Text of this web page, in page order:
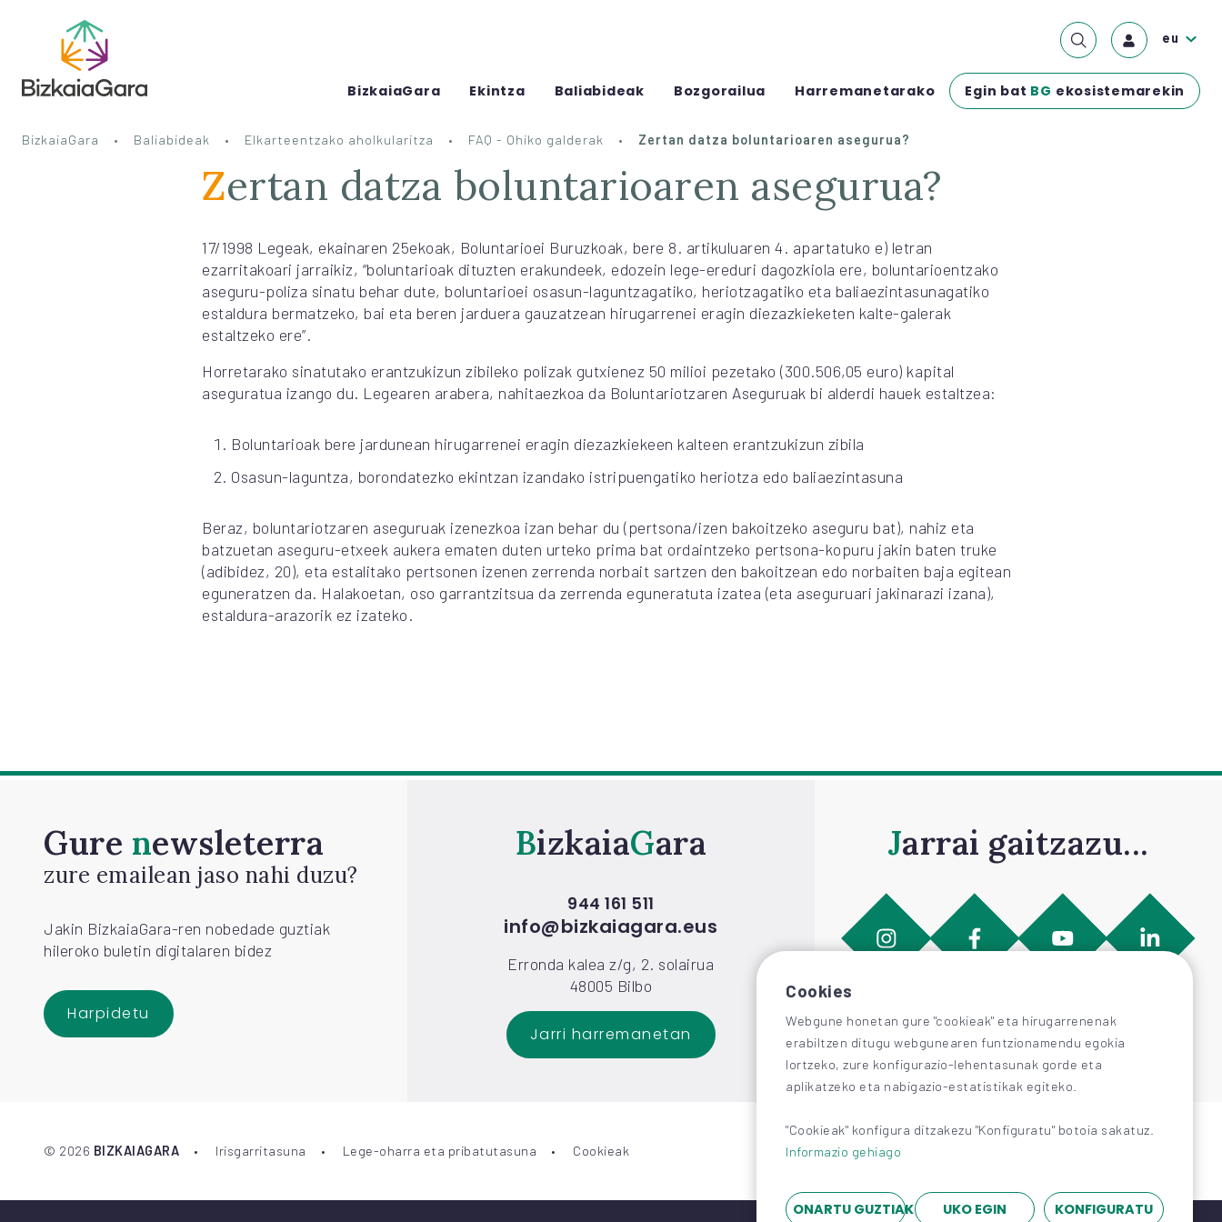
BizkaiaGara Ekintza Baliabideak Bozgorailua Harremanetarako Egin bat BG ekosistemarekin
eu
BizkaiaGara Baliabideak Elkarteentzako aholkularitza FAQ - Ohiko galderak Zertan datza boluntarioaren asegurua?
Zertan datza boluntarioaren asegurua?
17/1998 Legeak, ekainaren 25ekoak, Boluntarioei Buruzkoak, bere 8. artikuluaren 4. apartatuko e) letran
ezarritakoari jarraikiz, “boluntarioak dituzten erakundeek, edozein lege-ereduri dagozkiola ere, boluntarioentzako
aseguru-poliza sinatu behar dute, boluntarioei osasun-laguntzagatiko, heriotzagatiko eta baliaezintasunagatiko
estaldura bermatzeko, bai eta beren jarduera gauzatzean hirugarrenei eragin diezazkieketen kalte-galerak
estaltzeko ere”.
Horretarako sinatutako erantzukizun zibileko polizak gutxienez 50 milioi pezetako (300.506,05 euro) kapital
aseguratua izango du. Legearen arabera, nahitaezkoa da Boluntariotzaren Aseguruak bi alderdi hauek estaltzea:
Boluntarioak bere jardunean hirugarrenei eragin diezazkiekeen kalteen erantzukizun zibila
Osasun-laguntza, borondatezko ekintzan izandako istripuengatiko heriotza edo baliaezintasuna
Beraz, boluntariotzaren aseguruak izenezkoa izan behar du (pertsona/izen bakoitzeko aseguru bat), nahiz eta
batzuetan aseguru-etxeek aukera ematen duten urteko prima bat ordaintzeko pertsona-kopuru jakin baten truke
(adibidez, 20), eta estalitako pertsonen izenen zerrenda norbait sartzen den bakoitzean edo norbaiten baja egitean
eguneratzen da. Halakoetan, oso garrantzitsua da zerrenda eguneratuta izatea (eta aseguruari jakinarazi izana),
estaldura-arazorik ez izateko.
Gure newsleterra
zure emailean jaso nahi duzu?
Jakin BizkaiaGara-ren nobedade guztiak
hileroko buletin digitalaren bidez
Harpidetu
Bizkaia Gara
944 161 511
info@bizkaiagara.eus
Erronda kalea z/g, 2. solairua
48005 Bilbo
Jarri harremanetan
Jarrai gaitzazu...
© 2026 BIZKAIAGARA Irisgarritasuna Lege-oharra eta pribatutasuna Cookieak
Cookies
Webgune honetan gure "cookieak" eta hirugarrenenak
erabiltzen ditugu webgunearen funtzionamendu egokia
lortzeko, zure konfigurazio-lehentasunak gorde eta
aplikatzeko eta nabigazio-estatistikak egiteko.
"Cookieak" konfigura ditzakezu "Konfiguratu" botoia sakatuz.
Informazio gehiago
ONARTU GUZTIAK UKO EGIN KONFIGURATU